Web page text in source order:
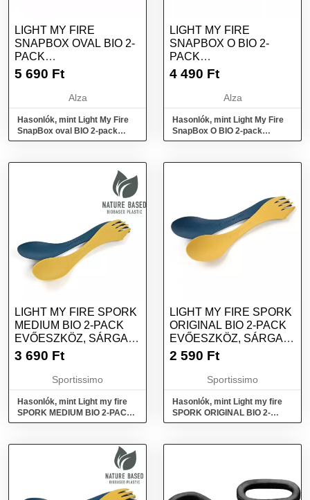
LIGHT MY FIRE
SNAPBOX OVAL BIO 2-
PACK
MUSTYYELLOW/HAZYBLUE
5 690 Ft
Alza
Hasonlók, mint Light My Fire
SnapBox oval BIO 2-pack
mustyyellow/hazyblue
LIGHT MY FIRE
SNAPBOX O BIO 2-
PACK
SANDYGREEN/
4 490 Ft
Alza
Hasonlók, mint Light My Fire
SnapBox O BIO 2-pack
sandygreen/dustypink
LIGHT MY FIRE SPORK
MEDIUM BIO 2-PACK
EVŐESZKÖZ, SÁRGA,
MÉRET
3 690 Ft
Sportissimo
Hasonlók, mint Light my fire
SPORK MEDIUM BIO 2-PACK
Evőeszköz, sárga, méret
LIGHT MY FIRE SPORK
ORIGINAL BIO 2-PACK
EVŐESZKÖZ, SÁRGA,
MÉRET
2 590 Ft
Sportissimo
Hasonlók, mint Light my fire
SPORK ORIGINAL BIO 2-
PACK Evőeszköz, sárga,